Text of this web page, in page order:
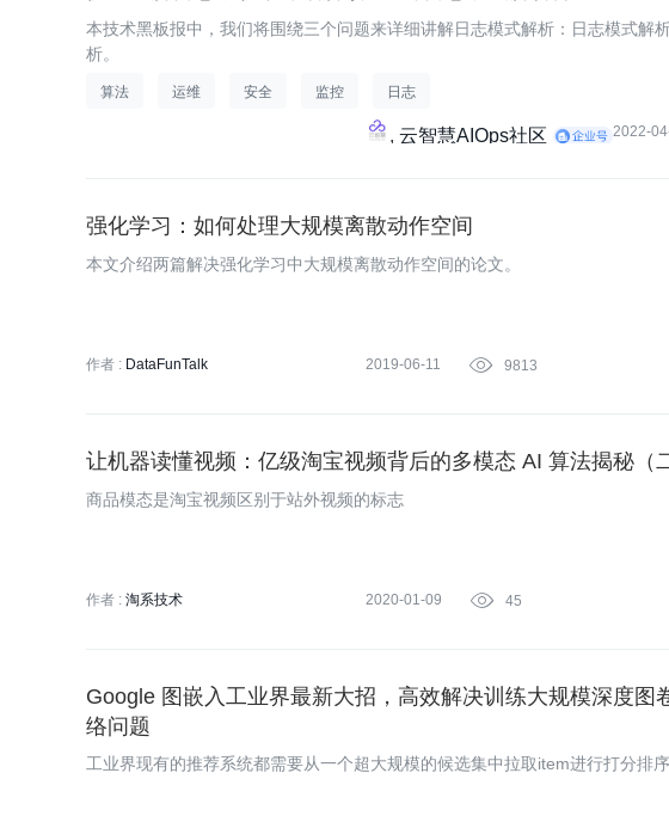
本技术黑板报中，我们将围绕三个问题来详细讲解日志模式解析：日志模式解
析。
算法 运维 安全 监控 日志
云智慧AIOps社区 2022-
强化学习：如何处理大规模离散动作空间
本文介绍两篇解决强化学习中大规模离散动作空间的论文。
作者 : DataFunTalk 2019-06-11  9813
让机器读懂视频：亿级淘宝视频背后的多模态 AI 算法揭秘（
商品模态是淘宝视频区别于站外视频的标志
作者 : 淘系技术 2020-01-09  45
Google 图嵌入工业界最新大招，高效解决训练大规模深度图
络问题
工业界现有的推荐系统都需要从一个超大规模的候选集中拉取item进行打分排序